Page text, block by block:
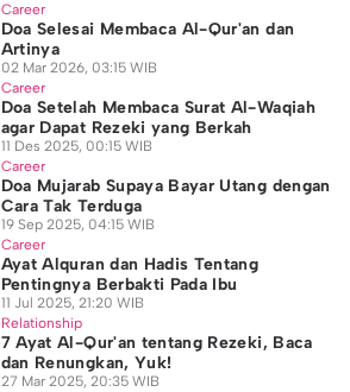
Career
Doa Selesai Membaca Al-Qur'an dan
Artinya
02 Mar 2026, 03:15 WIB
Career
Doa Setelah Membaca Surat Al-Waqiah
agar Dapat Rezeki yang Berkah
11 Des 2025, 00:15 WIB
Career
Doa Mujarab Supaya Bayar Utang dengan
Cara Tak Terduga
19 Sep 2025, 04:15 WIB
Career
Ayat Alquran dan Hadis Tentang
Pentingnya Berbakti Pada Ibu
11 Jul 2025, 21:20 WIB
Relationship
7 Ayat Al-Qur'an tentang Rezeki, Baca
dan Renungkan, Yuk!
27 Mar 2025, 20:35 WIB